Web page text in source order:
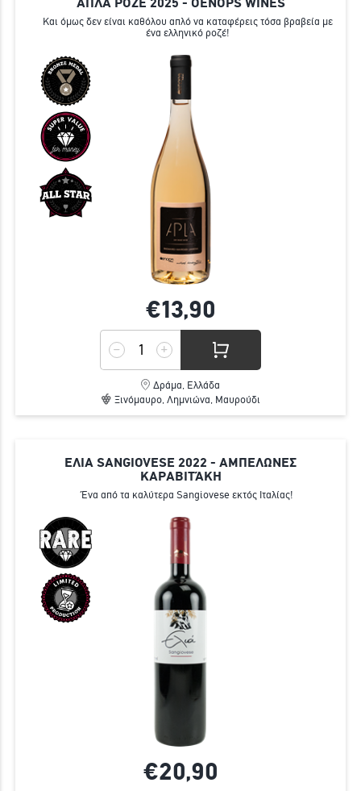
Και όμως δεν είναι καθόλου απλό να καταφέρεις τόσα βραβεία με
ένα ελληνικό ροζέ!
€13,90
Δράμα, Ελλάδα
Ξινόμαυρο, Λημνιώνα, Μαυρούδι
ΕΛΙΑ SANGIOVESE 2022 - ΑΜΠΕΛΩΝΕΣ
ΚΑΡΑΒΙΤΆΚΗ
Ένα από τα καλύτερα Sangiovese εκτός Ιταλίας!
€20,90